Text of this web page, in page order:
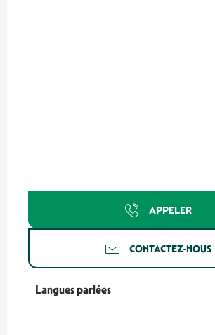
APPELER
CONTACTEZ-NOUS
Langues parlées
Langues parlées